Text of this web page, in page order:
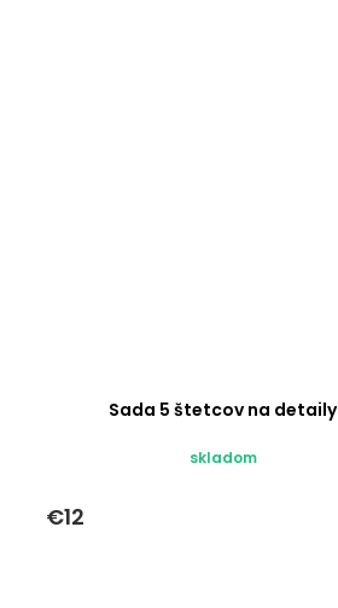
Sada 5 štetcov na detaily
skladom
€12